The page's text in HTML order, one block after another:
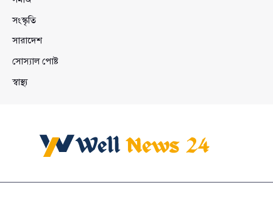
সংস্কৃতি
সারাদেশ
সোস্যাল পোষ্ট
স্বাস্থ্য